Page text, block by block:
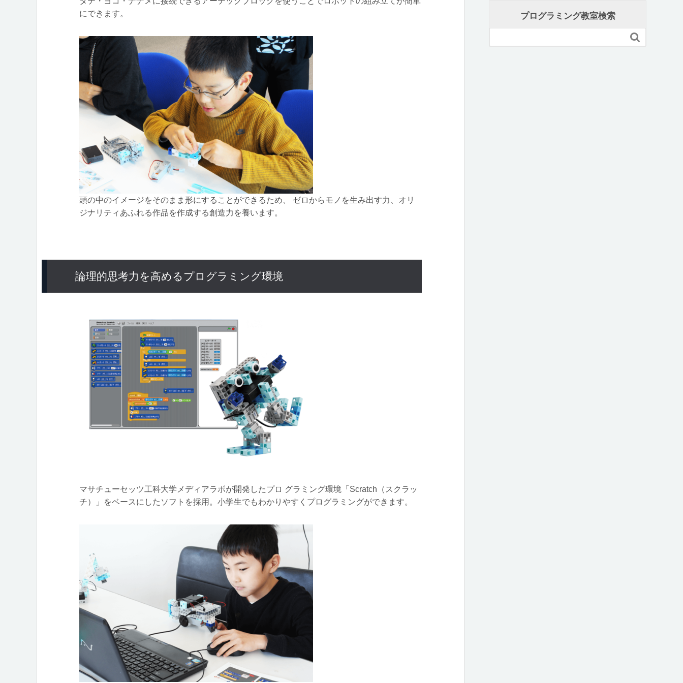
にできます。
頭の中のイメージをそのまま形にすることができるため、 ゼロからモノを生み出す力、オリ
ジナリティあふれる作品を作成する創造力を養います。
論理的思考力を高めるプログラミング環境
マサチューセッツ工科大学メディアラボが開発したプロ グラミング環境「Scratch（スクラッ
チ）」をベースにしたソフトを採用。小学生でもわかりやすくプログラミングができます。
プログラミング教室検索
